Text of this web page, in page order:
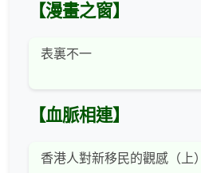
【漫畫之窗】
表裏不一
【血脈相連】
香港人對新移民的觀感（上）